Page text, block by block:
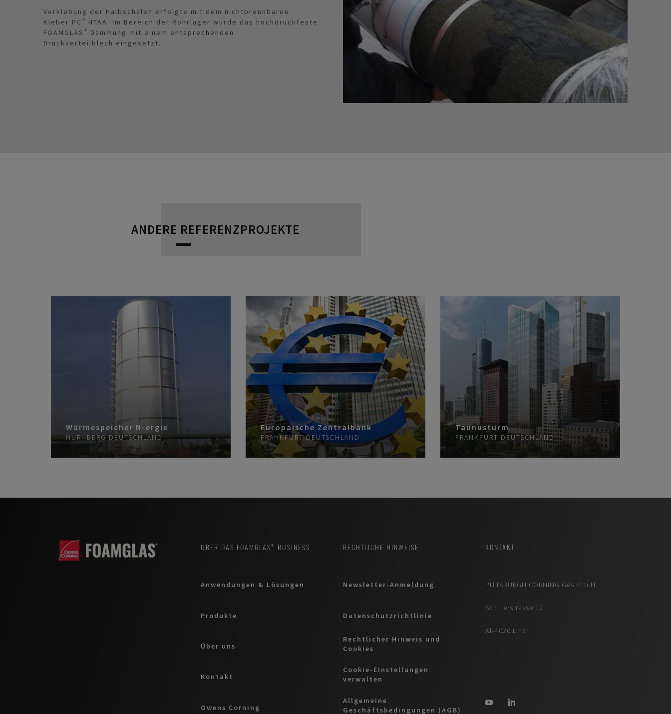
Verklebung der Halbschalen erfolgte mit dem nichtbrennbaren
Kleber PC® HTAA. Im Bereich der Rohrlager wurde das hochdruckfeste
FOAMGLAS® Dämmung mit einem entsprechenden
Druckverteilblech eingesetzt.
ANDERE REFERENZPROJEKTE
Wärmespeicher N-ergie
NÜRNBERG DEUTSCHLAND
Europäische Zentralbank
FRANKFURT DEUTSCHLAND
Taunusturm
FRANKFURT DEUTSCHLAND
ÜBER DAS FOAMGLAS® BUSINESS
Anwendungen & Lösungen
Produkte
Über uns
Kontakt
Owens Corning
RECHTLICHE HINWEISE
Newsletter-Anmeldung
Datenschutzrichtlinie
Rechtlicher Hinweis und
Cookies
Cookie-Einstellungen
verwalten
Allgemeine
Geschäftsbedingungen (AGB)
KONTAKT
PITTSBURGH CORNING Ges.m.b.H.
Schillerstrasse 12
AT-4020 Linz